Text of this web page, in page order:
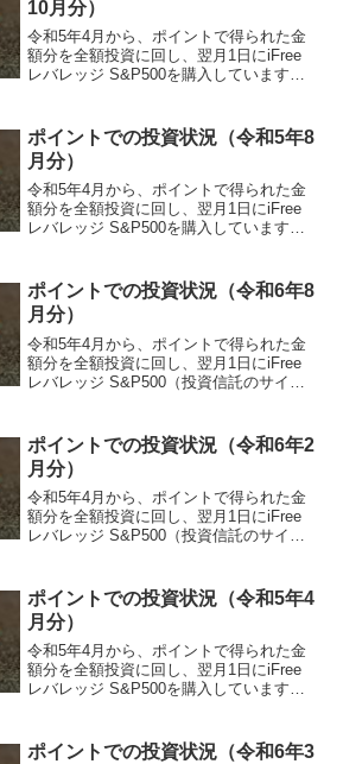
10月分）
令和5年4月から、ポイントで得られた金
額分を全額投資に回し、翌月1日にiFree
レバレッジ S&P500を購入しています。
ポイント楽天ポイント、ポイントサイ
ト...
ポイントでの投資状況（令和5年8
月分）
令和5年4月から、ポイントで得られた金
額分を全額投資に回し、翌月1日にiFree
レバレッジ S&P500を購入しています。
ポイント楽天ポイント、ポイントサイ
ト...
ポイントでの投資状況（令和6年8
月分）
令和5年4月から、ポイントで得られた金
額分を全額投資に回し、翌月1日にiFree
レバレッジ S&P500（投資信託のサイ
iFreeレバレッジ S&P500（投資信託サイ
ト...
ポイントでの投資状況（令和6年2
月分）
令和5年4月から、ポイントで得られた金
額分を全額投資に回し、翌月1日にiFree
レバレッジ S&P500（投資信託のサイ
バレッジ S&P500（投資信託サイト）
対...
ポイントでの投資状況（令和5年4
月分）
令和5年4月から、ポイントで得られた金
額分を全額投資に回し、翌月1日にiFree
レバレッジ S&P500を購入しています。
iFreeレバレッジ S&P500対象ポイン...
ポイントでの投資状況（令和6年3